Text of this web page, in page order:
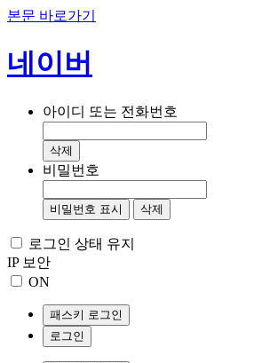
본문 바로가기
네이버
아이디 또는 전화번호
삭제
비밀번호
비밀번호 표시 삭제
로그인 상태 유지
IP 보안
ON
패스키 로그인
로그인